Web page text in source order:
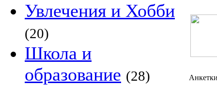
Увлечения и Хобби
(20)
Школа и
образование (28)